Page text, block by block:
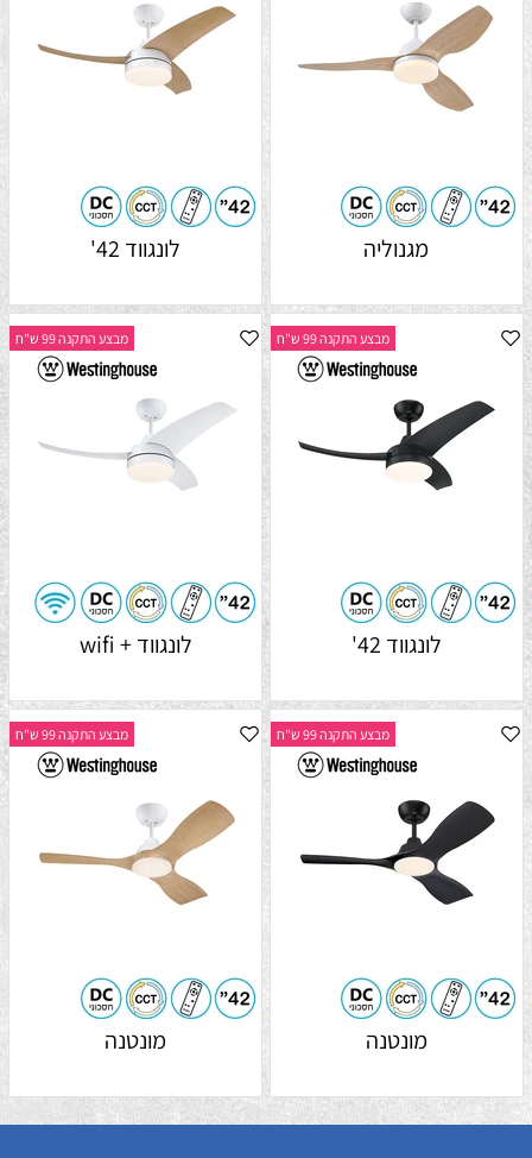
מגנוליה לונגווד 42'
מבצע התקנה 99 ש"ח
לונגווד 42'
מבצע התקנה 99 ש"ח
לונגווד + wifi
מבצע התקנה 99 ש"ח
מונטנה
מבצע התקנה 99 ש"ח
מונטנה